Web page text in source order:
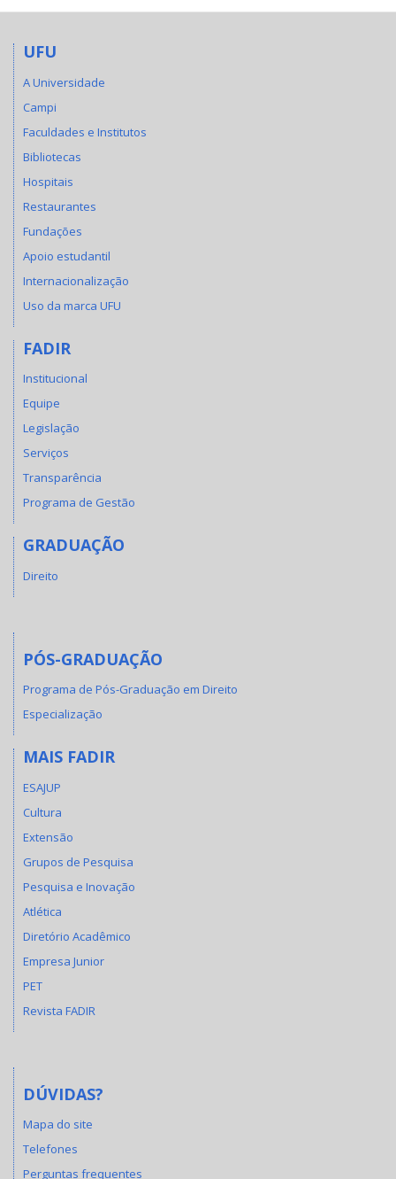
UFU
A Universidade
Campi
Faculdades e Institutos
Bibliotecas
Hospitais
Restaurantes
Fundações
Apoio estudantil
Internacionalização
Uso da marca UFU
FADIR
Institucional
Equipe
Legislação
Serviços
Transparência
Programa de Gestão
GRADUAÇÃO
Direito
PÓS-GRADUAÇÃO
Programa de Pós-Graduação em Direito
Especialização
MAIS FADIR
ESAJUP
Cultura
Extensão
Grupos de Pesquisa
Pesquisa e Inovação
Atlética
Diretório Acadêmico
Empresa Junior
PET
Revista FADIR
DÚVIDAS?
Mapa do site
Telefones
Perguntas frequentes